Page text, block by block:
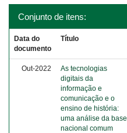
Conjunto de itens:
Data do
documento
Título
Out-2022
As tecnologias
digitais da
informação e
comunicação e o
ensino de história:
uma análise da base
nacional comum